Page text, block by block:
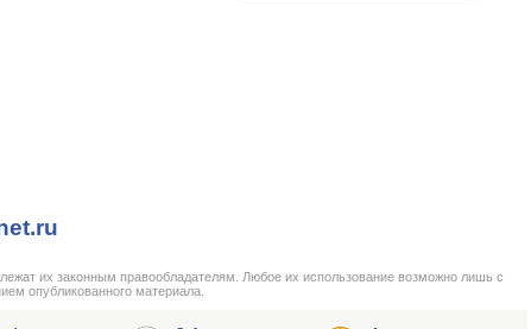
их законным правообладателям. Любое их использование возможно лишь с
опубликованного материала.